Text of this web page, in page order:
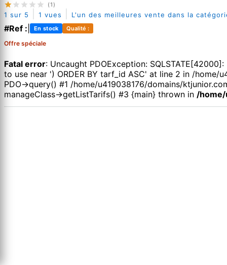
(1)
1 sur 5 1 vues L'un des meilleures vente dans la
#Ref : En stock Qualité :
Offre spéciale
Fatal error: Uncaught PDOException:
to use near ') ORDER BY tarf_id ASC' at line 2 in /
PDO->query() #1 /home/u419038176/domains/
manageClass->getListTarifs() #3 {main} thrown in /